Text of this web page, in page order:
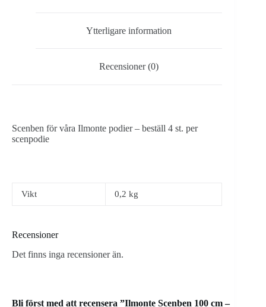
Ytterligare information
Recensioner (0)
Scenben för våra Ilmonte podier – beställ 4 st. per
scenpodie
Vikt 0,2 kg
Recensioner
Det finns inga recensioner än.
Bli först med att recensera ”Ilmonte Scenben 100 cm –